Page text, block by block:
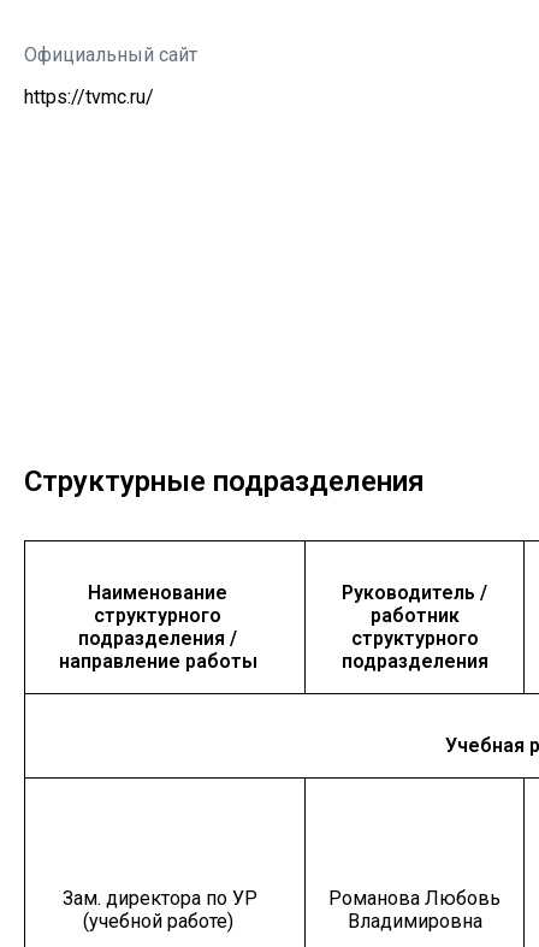
Официальный сайт
https://tvmc.ru/
Структурные подразделения
Наименование
структурного
подразделения /
направление работы
Руководитель /
работник
структурного
подразделения
Учебная
Зам. директора по УР
(учебной работе)
Романова Любовь
Владимировна